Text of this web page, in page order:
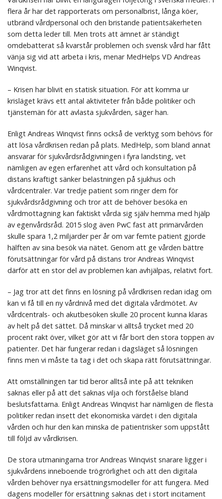
flera år har det rapporterats om personalbrist, långa köer,
utbränd vårdpersonal och den bristande patientsäkerheten
som detta leder till. Men trots att ämnet är ständigt
omdebatterat så kvarstår problemen och svensk vård har fått
vänja sig vid att arbeta i kris, menar MedHelps VD Andreas
Winqvist.
– Krisen har blivit en statisk situation. För att komma ur
krisläget krävs ett antal aktiviteter från både politiker och
tjänstemän för att avlasta sjukvården, säger han.
Enligt Andreas Winqvist finns också de verktyg som behövs för
att lösa vårdkrisen redan på plats. MedHelp, som bland annat
ansvarar för sjukvårdsrådgivningen i fyra landsting, vet
nämligen av egen erfarenhet att vård och konsultation på
distans kraftigt sänker belastningen på sjukhus och
vårdcentraler. Var tredje patient som ringer dem för
sjukvårdsrådgivning och tror att de behöver besöka en
vårdmottagning kan faktiskt vårda sig själv hemma med hjälp
av egenvårdsråd. 2015 slog även PwC fast att primärvården
skulle spara 1,2 miljarder per år om var femte patient gjorde
hälften av sina besök via nätet. Genom att ge vården bättre
förutsättningar för vård på distans tror Andreas Winqvist
därför att en stor del av problemen kan avhjälpas, relativt fort.
– Jag tror att det finns en lösning på vårdkrisen redan idag om
kan vi få till en ny vårdnivå med det digitala vårdmötet. Av
vårdcentrals- och akutbesöken skulle 20 procent kunna klaras
av helt på det sättet. Då minskar vi alltså trycket med 20
procent rakt över, vilket gör att vi får bort den stora toppen av
patienter. Det här fungerar redan i dagsläget så lösningen
finns men vi måste ta tag i det och skapa rätt förutsättningar.
Att omställningen tar tid beror alltså inte på att tekniken
saknas eller på att det saknas vilja och förståelse bland
beslutsfattarna. Enligt Andreas Winqvist har nämligen de flesta
politiker redan insett det ekonomiska värdet i den digitala
vården och hur den kan minska de patientrisker som uppstått
till följd av vårdkrisen.
De stora utmaningarna tror Andreas Winqvist snarare ligger i
sjukvårdens inneboende trögrörlighet och att den digitala
vården behöver nya ersättningsmodeller för att fungera. Med
dagens modeller för ersättning saknas det i stort incitament